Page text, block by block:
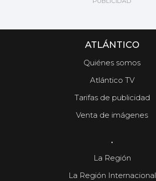
ATLÁNTICO
Quiénes somos
Atlántico TV
Tarifas de publicidad
Venta de imágenes
.
La Región
La Región Internacional